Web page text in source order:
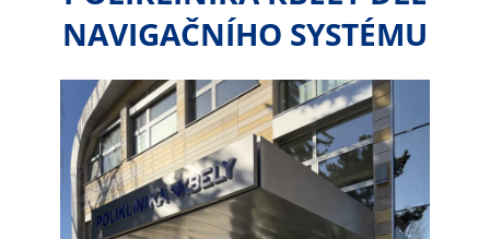
NAVIGAČNÍHO SYSTÉMU
Technické
cookies
Technické
cookies jsou